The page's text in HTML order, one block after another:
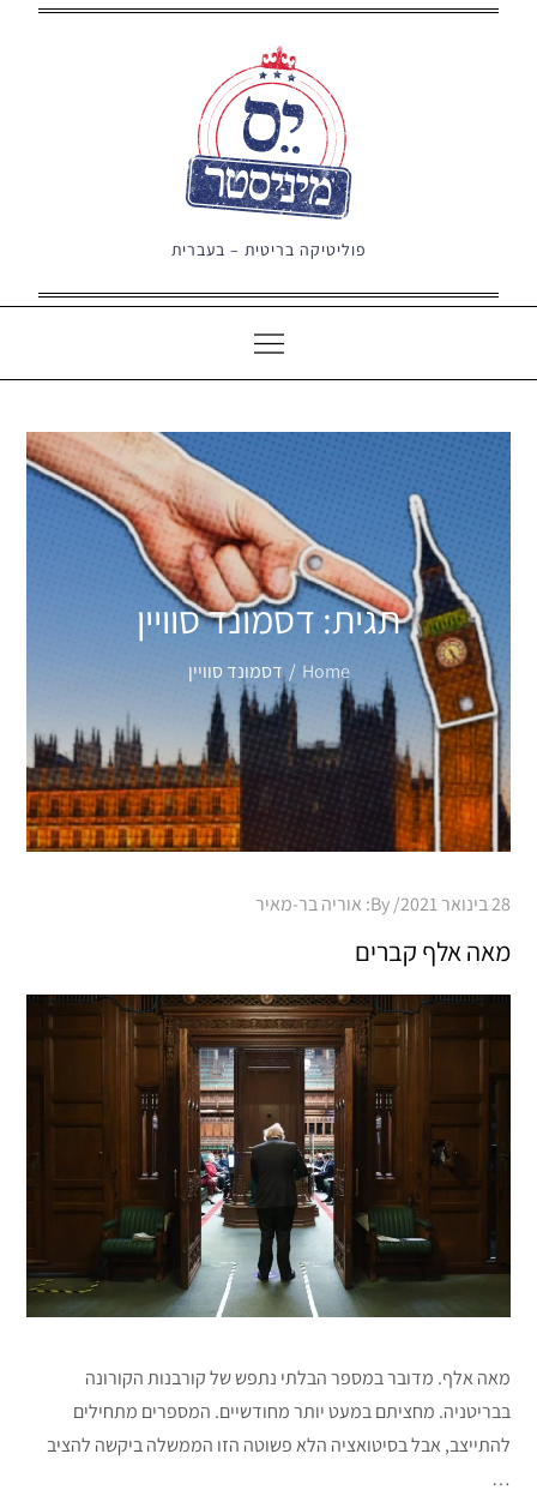
פוליטיקה בריטית – בעברית
תגית: דסמונד סוויין
Home דסמונד סוויין
Posted
28 בינואר 2021 By: אוריה בר-מאיר
מאה אלף קברים
מאה אלף. מדובר במספר הבלתי נתפש של קורבנות הקורונה
בבריטניה. מחציתם במעט יותר מחודשיים. המספרים מתחילים
להתייצב, אבל בסיטואציה הלא פשוטה הזו הממשלה ביקשה להציב
…